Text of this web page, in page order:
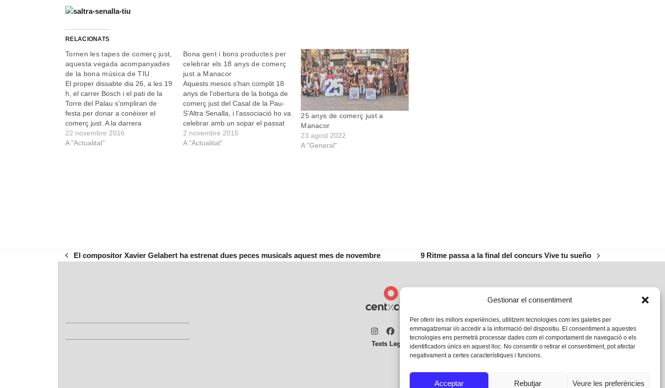
Gestionar el consentiment
Per oferir les millors experiències, utilitzem tecnologies com les galetes per
emmagatzemar i/o accedir a la informació del dispositiu. El consentiment a aquestes
tecnologies ens permetrà processar dades com el comportament de navegació o els
identificadors únics en aquest lloc. No consentir o retirar el consentiment, pot afectar
negativament a certes característiques i funcions.
Acceptar Rebutjar Veure les preferències
RELACIONATS
Tornen les tapes de comerç just,
aquesta vegada acompanyades
de la bona música de TIU
El proper dissabte dia 26, a les 19
h, el carrer Bosch i el pati de la
Torre del Palau s'ompliran de
festa per donar a conèixer el
comerç just. A la darrera
celebració del dia Mundial del
Comerç Just, el passat mes de
22 novembre 2016
A "Actualitat"
Bona gent i bons productes per
celebrar els 18 anys de comerç
just a Manacor
Aquests mesos s'han complit 18
anys de l'obertura de la botiga de
comerç just del Casal de la Pau-
S'Altra Senalla, i l'associació ho va
celebrar amb un sopar el passat
dissabte 24. El Casal de la Pau és
una associació manacorina
2 novembre 2015
A "Actualitat"
25 anys de comerç just a
Manacor
23 agost 2022
A "General"
previous
El compositor Xavier Gelabert ha estrenat dues peces musicals aquest mes de novembre
next
9 Ritme passa a la final del concurs Vive tu sueño
Instagram
Facebook
Twitter
Texts Legals